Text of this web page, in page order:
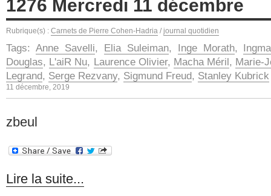
1276 Mercredi 11 décembre
Rubrique(s) : Carnets de Pierre Cohen-Hadria / journal quotidien
Tags: Anne Savelli, Elia Suleiman, Inge Morath,
Douglas, L'aiR Nu, Laurence Olivier, Macha Méril, Marie-
Legrand, Serge Rezvany, Sigmund Freud, Stanley Kubrick
11 décembre, 2019
zbeul
Lire la suite...